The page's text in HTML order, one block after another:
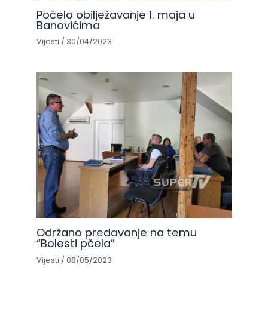
Počelo obilježavanje 1. maja u
Banovićima
Vijesti / 30/04/2023
Održano predavanje na temu
“Bolesti pčela”
Vijesti /08/05/2023